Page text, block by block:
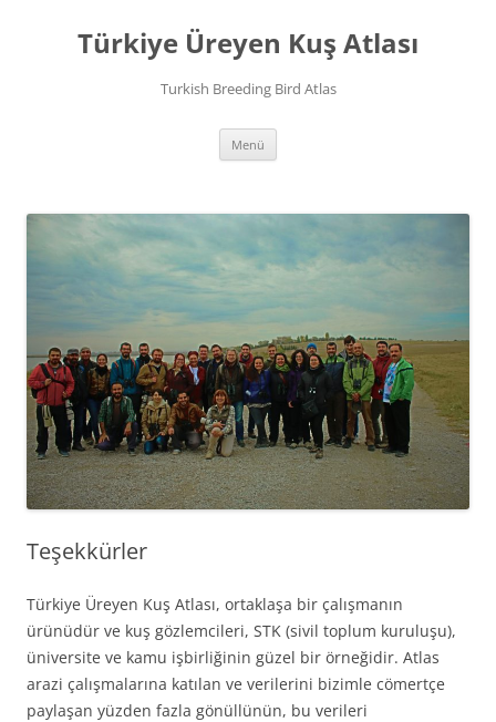
Türkiye Üreyen Kuş Atlası
Turkish Breeding Bird Atlas
Menü
Teşekkürler
Türkiye Üreyen Kuş Atlası, ortaklaşa bir çalışmanın
ürünüdür ve kuş gözlemcileri, STK (sivil toplum kuruluşu),
üniversite ve kamu işbirliğinin güzel bir örneğidir. Atlas
arazi çalışmalarına katılan ve verilerini bizimle cömertçe
paylaşan yüzden fazla gönüllünün, bu verileri